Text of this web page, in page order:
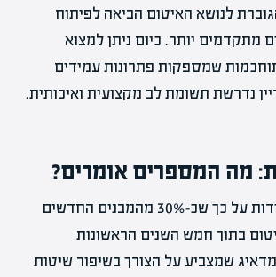
לנושא האיטום הביאה לפיתוח
מתקדמים יותר. כיום ניתן למצוא
שמספקות פתרונות עמידים
נדרשת תשומת לב מקצועית ואיכותית.
מה המספרים אומרים?
סטטיסטיקות מעידות על כך שכ-30% מהמבנים החדשים
בתוך חמש השנים הראשונות
מדאיג שמצביע על הצורך בשיפור שיטות